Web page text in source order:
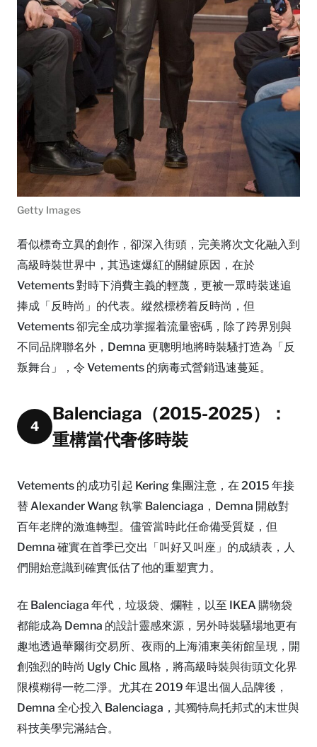
Getty Images
看似標奇立異的創作，卻深入街頭，完美將次文化融入到
高級時裝世界中，其迅速爆紅的關鍵原因，在於
Vetements 對時下消費主義的輕蔑，更被一眾時裝迷追
捧成「反時尚」的代表。縱然標榜着反時尚，但
Vetements 卻完全成功掌握着流量密碼，除了跨界別與
不同品牌聯名外，Demna 更聰明地將時裝騷打造為「反
叛舞台」，令 Vetements 的病毒式營銷迅速蔓延。
4
Balenciaga（2015-2025）：
重構當代奢侈時裝
Vetements 的成功引起 Kering 集團注意，在 2015 年接
替 Alexander Wang 執掌 Balenciaga，Demna 開啟對
百年老牌的激進轉型。儘管當時此任命備受質疑，但
Demna 確實在首季已交出「叫好又叫座」的成績表，人
們開始意識到確實低估了他的重塑實力。
在 Balenciaga 年代，垃圾袋、爛鞋，以至 IKEA 購物袋
都能成為 Demna 的設計靈感來源，另外時裝騷場地更有
趣地透過華爾街交易所、夜雨的上海浦東美術館呈現，開
創強烈的時尚 Ugly Chic 風格，將高級時裝與街頭文化界
限模糊得一乾二淨。尤其在 2019 年退出個人品牌後，
Demna 全心投入 Balenciaga，其獨特烏托邦式的末世與
科技美學完滿結合。